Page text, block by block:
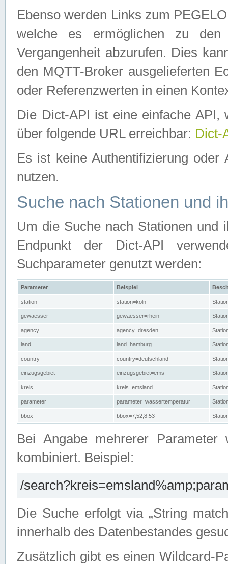
Ebenso werden Links zum
welche es ermöglichen zu den
Vergangenheit abzurufen. Dies
den MQTT-Broker ausgelieferten
oder Referenzwerten in einen
Die Dict-API ist eine einfache API,
über folgende URL erreichbar: Dict-
Es ist keine Authentifizierung
nutzen.
Suche nach Stationen und
Um die Suche nach Stationen und
Endpunkt der Dict-API
Suchparameter genutzt werden:
Parameter Beispiel
station station=köln
gewaesser gewaesser=rhein
agency agency=dresden
land land=hamburg
country country=deutschland
einzugsgebiet einzugsgebiet=ems
kreis kreis=emsland
parameter parameter=wassertemperatur
bbox bbox=7,52,8,53
Bei Angabe mehrerer Parameter
kombiniert. Beispiel:
/
Die Suche erfolgt via „String
innerhalb des Datenbestandes
Zusätzlich gibt es einen Wildcard-